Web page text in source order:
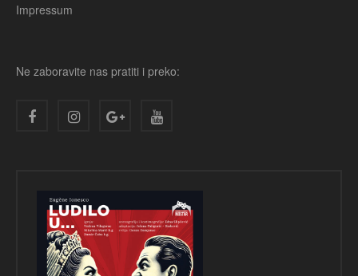
Impressum
Ne zaboravite nas pratiti i preko: